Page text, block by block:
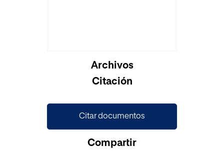
Archivos
Citación
Citar documentos
Compartir